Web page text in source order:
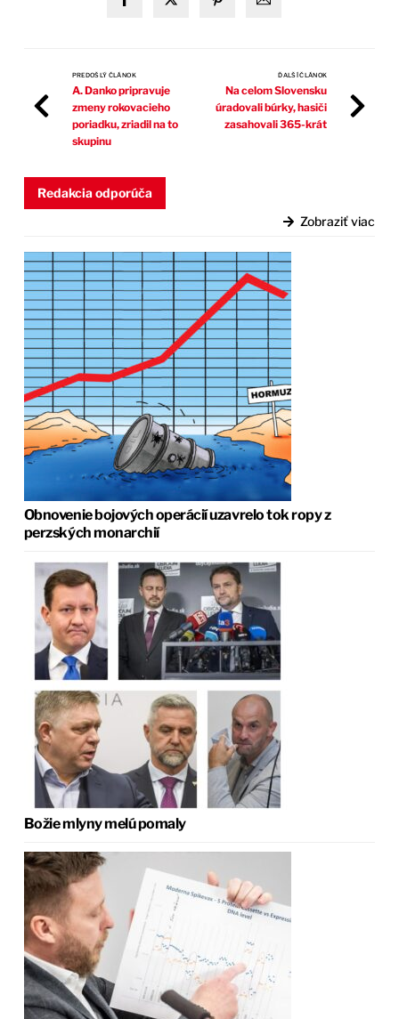
PREDOŠLÝ ČLÁNOK
A. Danko pripravuje
zmeny rokovacieho
poriadku, zriadil na to
skupinu
ĎALŠÍ ČLÁNOK
Na celom Slovensku
úradovali búrky, hasiči
zasahovali 365-krát
Redakcia odporúča
Zobraziť viac
Obnovenie bojových operácií uzavrelo tok ropy z
perzských monarchií
Božie mlyny melú pomaly